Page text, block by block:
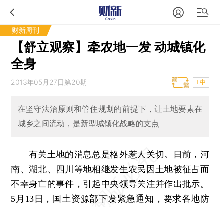
财新周刊
【舒立观察】牵农地一发 动城镇化
全身
2013年05月27日第20期 T中
在坚守法治原则和管住规划的前提下，让土地要素在
城乡之间流动，是新型城镇化战略的支点
有关土地的消息总是格外惹人关切。日前，河
南、湖北、四川等地相继发生农民因土地被征占而
不幸身亡的事件，引起中央领导关注并作出批示。
5月13日，国土资源部下发紧急通知，要求各地防